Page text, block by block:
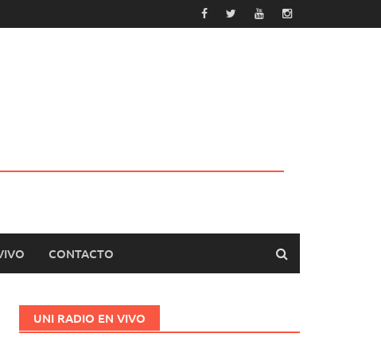
CONTACTO
UNI RADIO EN VIVO